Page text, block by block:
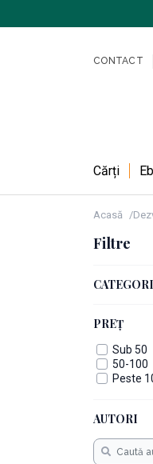
CONTACT
Cărți
Acasă
Filtre
PREȚ
Sub 50
50-100
Peste
AUTORI